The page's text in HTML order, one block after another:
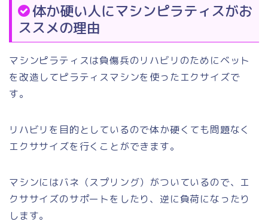
体か硬い人にマシンピラティスがお
ススメの理由
マシンピラティスは負傷兵のリハビリのためにベット
を改造してピラティスマシンを使ったエクサイズで
す。
リハビリを目的としているので体か硬くても問題なく
エクササイズを行くことができます。
マシンにはバネ（スプリング）がついているので、エ
クササイズのサポートをしたり、逆に負荷になったり
します。